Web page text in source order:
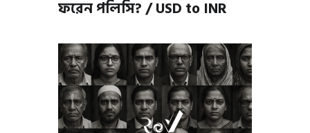
ফরেন পলিসি? / USD to INR